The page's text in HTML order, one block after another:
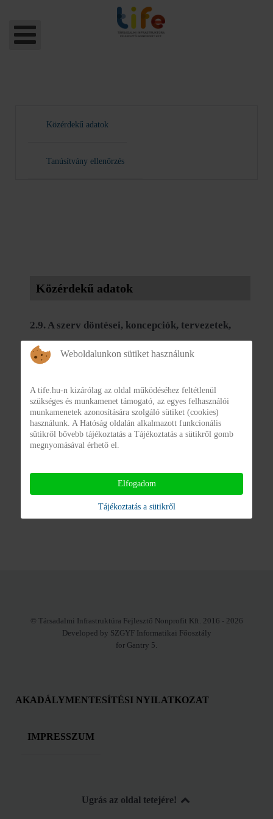
Közérdekű adatok
Tanúsítvány ellenőrzés
Közérdekű adatok
2.9. A szerv döntései, koncepciók, tervezetek,
javaslatok
kapcsolódó dokumentumok; a helyi önkormányzat
képviselő-testületének nyilvános ülésére benyújtott
előterjesztések a benyújtás időpontjától
A TIFE Nonprofit Kft.-nél nem keletkezik ebben a
közzétételi egységben releváns információ.
© Társadalmi Infrastruktúra Fejlesztő Nonprofit Kft. 2016 - 2026
Developed by SZGYF Informatikai Főosztály
for Gantry 5.
AKADÁLYMENTESÍTÉSI NYILATKOZAT
IMPRESSZUM
Ugrás az oldal tetejére!
Weboldalunkon sütiket használunk
A tife.hu-n kizárólag az oldal működéséhez feltétlenül
szükséges és munkamenet támogató, az egyes felhasználói
munkamenetek azonosítására szolgáló sütiket (cookies)
használunk. A Hatóság oldalán alkalmazott funkcionális
sütikről bővebb tájékoztatás a Tájékoztatás a sütikről gomb
megnyomásával érhető el.
Elfogadom
Tájékoztatás a sütikről